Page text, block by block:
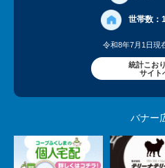
世帯数：
令和8年7月1日現
統計こお
サイト
バナー